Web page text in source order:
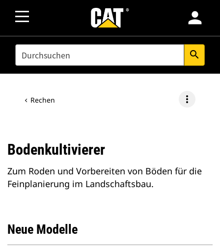
person
SEARCH search
Rechen more_vert
Bodenkultivierer
Zum Roden und Vorbereiten von Böden für die
Feinplanierung im Landschaftsbau.
Neue Modelle